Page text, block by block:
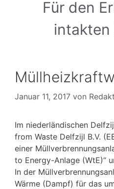
Für den
intakten
Januar 11, 2017 von
Im niederländischen
from Waste Delfzijl B.V.
einer
to Energy-Anlage (WtE)“
In der
Wärme (Dampf) für das